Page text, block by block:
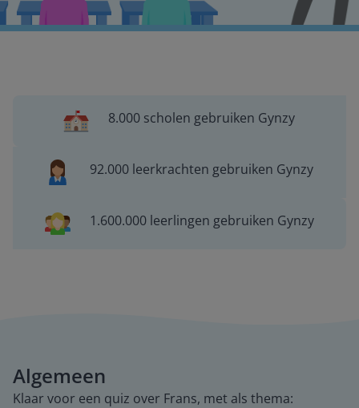
8.000 scholen gebruiken Gynzy
92.000 leerkrachten gebruiken Gynzy
1.600.000 leerlingen gebruiken Gynzy
Algemeen
Klaar voor een quiz over Frans, met als thema: